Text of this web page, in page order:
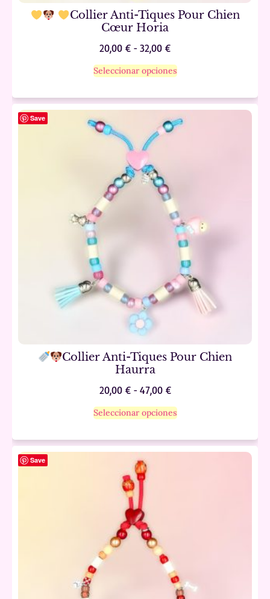
Collier Anti-Tiques Pour Chien
Cœur Horia
20,00 € - 32,00 €
Seleccionar opciones
Save
Collier Anti-Tiques Pour Chien
Haurra
20,00 € - 47,00 €
Seleccionar opciones
Save